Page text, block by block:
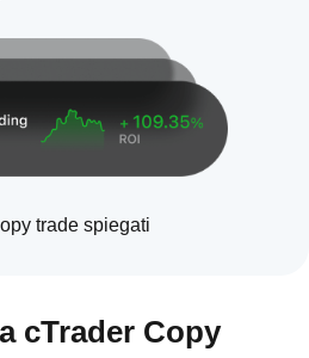
trade spiegati
cTrader Copy